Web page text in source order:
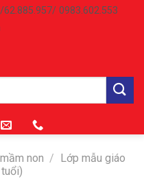
62.885.957/ 0983.602.553
non /
Lớp mẫu giáo